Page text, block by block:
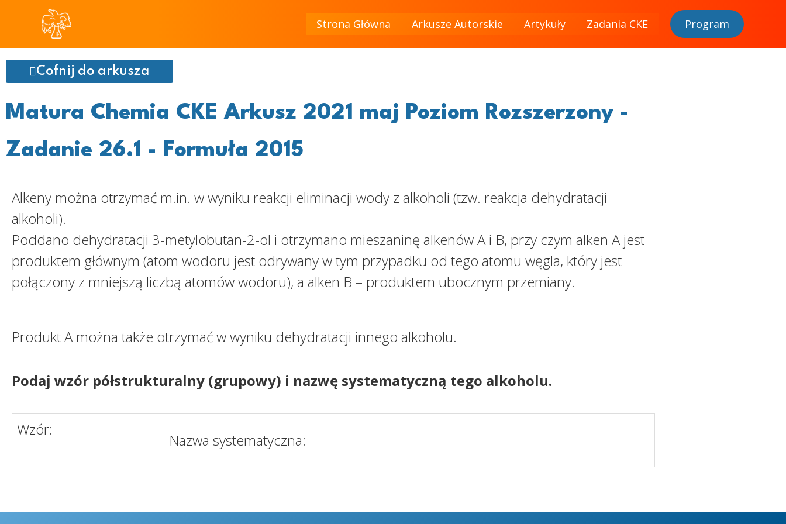
Strona Główna Arkusze Autorskie Artykuły Zadania CKE Program
Cofnij do arkusza
Matura Chemia CKE Arkusz 2021 maj Poziom Rozszerzony -
Zadanie 26.1 - Formuła 2015
Alkeny można otrzymać m.in. w wyniku reakcji eliminacji wody z alkoholi (tzw. reakcja dehydratacji
alkoholi).
Poddano dehydratacji 3-metylobutan-2-ol i otrzymano mieszaninę alkenów A i B, przy czym alken A jest
produktem głównym (atom wodoru jest odrywany w tym przypadku od tego atomu węgla, który jest
połączony z mniejszą liczbą atomów wodoru), a alken B – produktem ubocznym przemiany.
Produkt A można także otrzymać w wyniku dehydratacji innego alkoholu.
Podaj wzór półstrukturalny (grupowy) i nazwę systematyczną tego alkoholu.
Wzór:
Nazwa systematyczna: